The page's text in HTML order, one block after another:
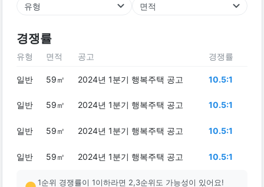
유형 면적
경쟁률
유형 면적 공고 경쟁률
일반 59㎡ 2024년 1분기 행복주택 공고 10.5:1
일반 59㎡ 2024년 1분기 행복주택 공고 10.5:1
일반 59㎡ 2024년 1분기 행복주택 공고 10.5:1
일반 59㎡ 2024년 1분기 행복주택 공고 10.5:1
1순위 경쟁률이 1이하라면 2,3순위도 가능성이 있어요!